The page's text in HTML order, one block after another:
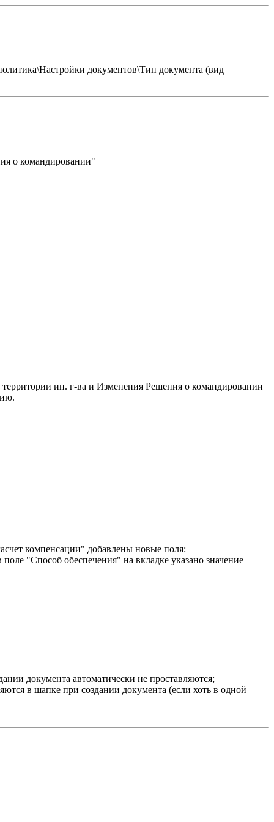
документов\Тип документа (вид
о командировании"
ин. г-ва и Изменения Решения о командировании
компенсации" добавлены новые поля:
"Способ обеспечения" на вкладке указано значение
документа автоматически не проставляются;
в шапке при создании документа (если хоть в одной